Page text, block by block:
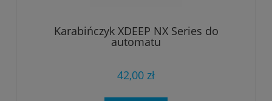
Karabińczyk XDEEP NX Series do
automatu
42,00 zł